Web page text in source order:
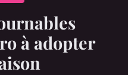
à adopter